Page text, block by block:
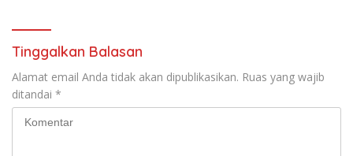
Tinggalkan Balasan
Alamat email Anda tidak akan dipublikasikan. Ruas yang wajib
ditandai *